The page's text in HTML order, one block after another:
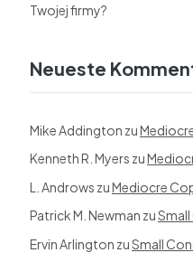
Twojej firmy?
Neueste
Mike Addington zu
Kenneth R. Myers zu
L. Androws zuMediocre
Patrick M. Newman zu
Ervin Arlington zuSmall